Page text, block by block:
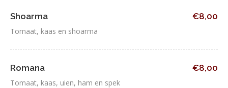
Shoarma
Tomaat, kaas en shoarma
€8,00
Romana
Tomaat, kaas, uien, ham en spek
€8,00